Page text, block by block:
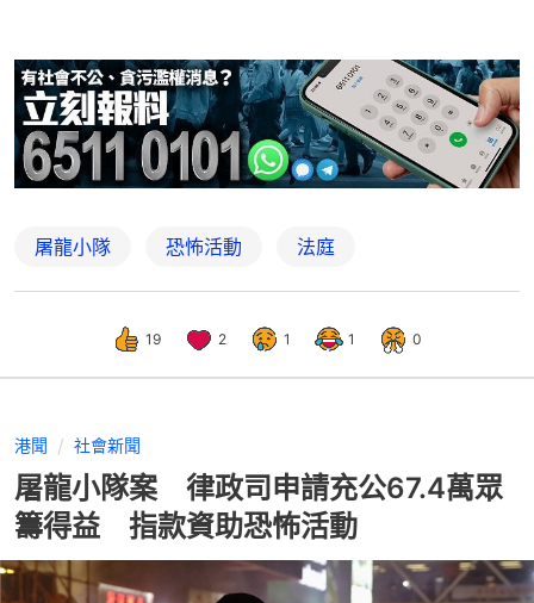
屠龍小隊 恐怖活動 法庭
19 2 1 1 0
港聞 社會新聞
屠龍小隊案 律政司申請充公67.4萬眾
籌得益 指款資助恐怖活動